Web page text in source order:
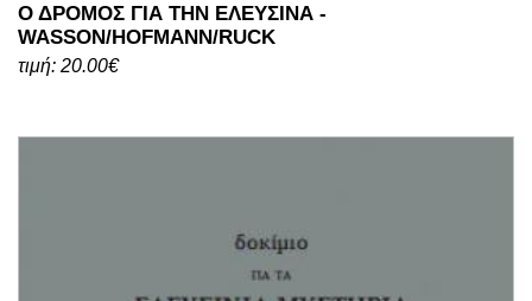
Ο ΔΡΟΜΟΣ ΓΙΑ ΤΗΝ ΕΛΕΥΣΙΝΑ -
WASSON/HOFMANN/RUCK
τιμή: 20.00€